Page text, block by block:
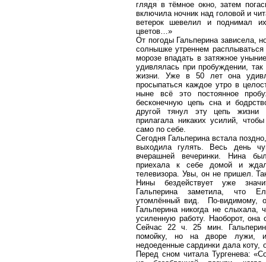
глядя в тёмное окно, затем
включила ночник над головой и
ветерок шевелил и поднимал
цветов…»
От погоды Гальперина зависела,
солнышке утреннем
морозе впадать в затяжное
удивлялась при пробуждении, так
жизни. Уже в 50 лет она
просыпаться каждое утро в
ныне всё это постоянное
бесконечную цепь сна и
другой тянул эту цепь жизни
прилагала никаких усилий,
само по себе.
Сегодня Гальперина встала
выходила гулять. Весь день
вчерашней вечеринки. Нина
приехала к себе домой и
телевизора. Увы, он не пришел.
Нины бездействует уже
Гальперина заметила, что
утомлённый вид. По-видимому,
Гальперина никогда не слыхала,
усиленную работу. Наоборот, она
Сейчас 22 ч. 25 мин.
помойку, но на дворе лужи,
недоеденные сардинки дала коту,
Перед сном читала Тургенева: